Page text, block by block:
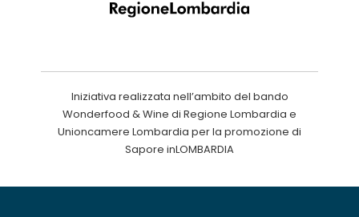
Iniziativa realizzata nell’ambito del bando
Wonderfood & Wine di Regione Lombardia e
Unioncamere Lombardia per la promozione di
Sapore inLOMBARDIA